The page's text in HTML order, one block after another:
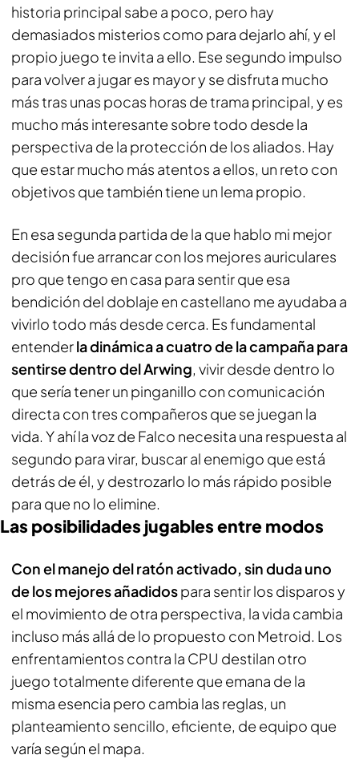
historia principal sabe a poco, pero hay
demasiados misterios como para dejarlo ahí, y el
propio juego te invita a ello. Ese segundo impulso
para volver a jugar es mayor y se disfruta mucho
más tras unas pocas horas de trama principal, y es
mucho más interesante sobre todo desde la
perspectiva de la protección de los aliados. Hay
que estar mucho más atentos a ellos, un reto con
objetivos que también tiene un lema propio.
En esa segunda partida de la que hablo mi mejor
decisión fue arrancar con los mejores auriculares
pro que tengo en casa para sentir que esa
bendición del doblaje en castellano me ayudaba a
vivirlo todo más desde cerca. Es fundamental
entenderla dinámica a cuatro de la campaña para
sentirse dentro del Arwing, vivir desde dentro lo
que sería tener un pinganillo con comunicación
directa con tres compañeros que se juegan la
vida. Y ahí la voz de Falco necesita una respuesta al
segundo para virar, buscar al enemigo que está
detrás de él, y destrozarlo lo más rápido posible
para que no lo elimine.
Las posibilidades jugables entre modos
Con el manejo del ratón activado, sin duda uno
de los mejores añadidospara sentir los disparos y
el movimiento de otra perspectiva, la vida cambia
incluso más allá de lo propuesto con Metroid. Los
enfrentamientos contra la CPU destilan otro
juego totalmente diferente que emana de la
misma esencia pero cambia las reglas, un
planteamiento sencillo, eficiente, de equipo que
varía según el mapa.